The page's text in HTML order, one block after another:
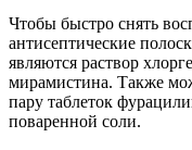
Чтобы быстро снять
антисептические
являются раствор
мирамистина. Также
пару таблеток
поваренной соли.